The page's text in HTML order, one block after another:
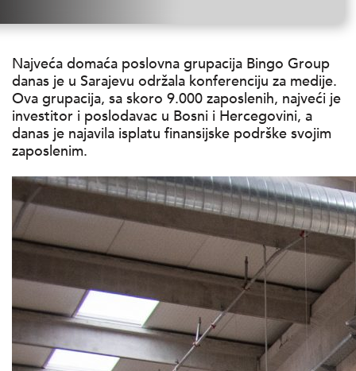
Najveća domaća poslovna grupacija Bingo Group
danas je u Sarajevu održala konferenciju za medije.
Ova grupacija, sa skoro 9.000 zaposlenih, najveći je
investitor i poslodavac u Bosni i Hercegovini, a
danas je najavila isplatu finansijske podrške svojim
zaposlenim.